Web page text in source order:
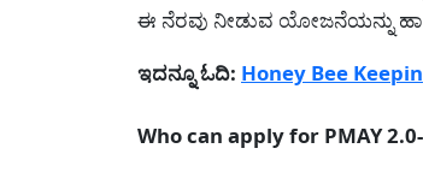
ಈ ನೆರವು ನೀಡುವ ಯೋಜನೆಯನ್ನು
ಇದನ್ನೂ ಓದಿ: Honey Bee
Who can apply for PMAY